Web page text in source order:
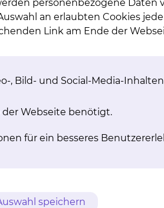
Infektion, Fehlstellung,
personenbezogene Daten
an erlaubten Cookies
Link am Ende der
, Bild- und Social-Media-
der Webseite benötigt.
für ein besseres
speichern